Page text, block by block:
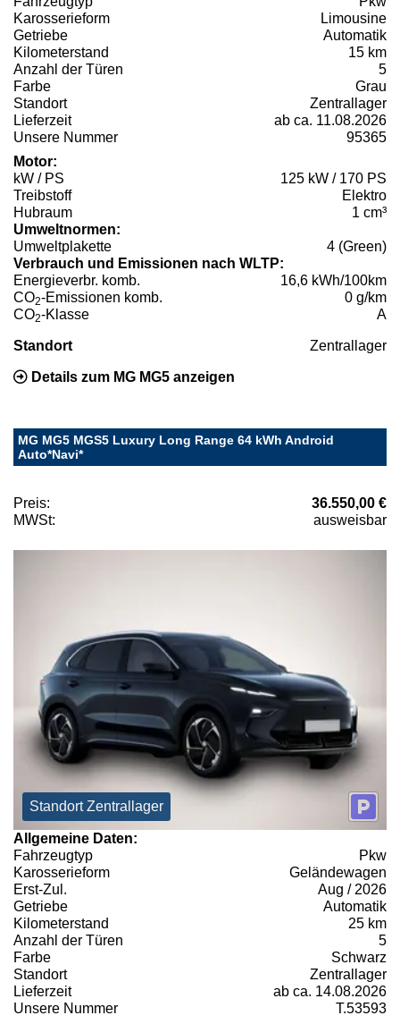
Karosserieform
Limousine
Getriebe
Automatik
Kilometerstand
15 km
Anzahl der Türen
5
Farbe
Grau
Standort
Zentrallager
Lieferzeit
ab ca. 11.08.2026
Unsere Nummer
95365
Motor:
kW / PS
125 kW / 170 PS
Treibstoff
Elektro
Hubraum
1 cm³
Umweltnormen:
Umweltplakette
4 (Green)
Verbrauch und Emissionen nach WLTP:
Energieverbr. komb.
16,6 kWh/100km
CO2-Emissionen komb.
0 g/km
CO2-Klasse A
Standort Zentrallager
Details zum MG MG5 anzeigen
MG MG5 MGS5 Luxury Long Range 64 kWh Android
Auto*Navi*
Preis:
36.550,00 €
MWSt:
ausweisbar
Standort Zentrallager
Allgemeine Daten:
Fahrzeugtyp
Pkw
Karosserieform
Geländewagen
Erst-Zul.
Aug / 2026
Getriebe
Automatik
Kilometerstand
25 km
Anzahl der Türen
5
Farbe
Schwarz
Standort
Zentrallager
Lieferzeit
ab ca. 14.08.2026
Unsere Nummer
T.53593